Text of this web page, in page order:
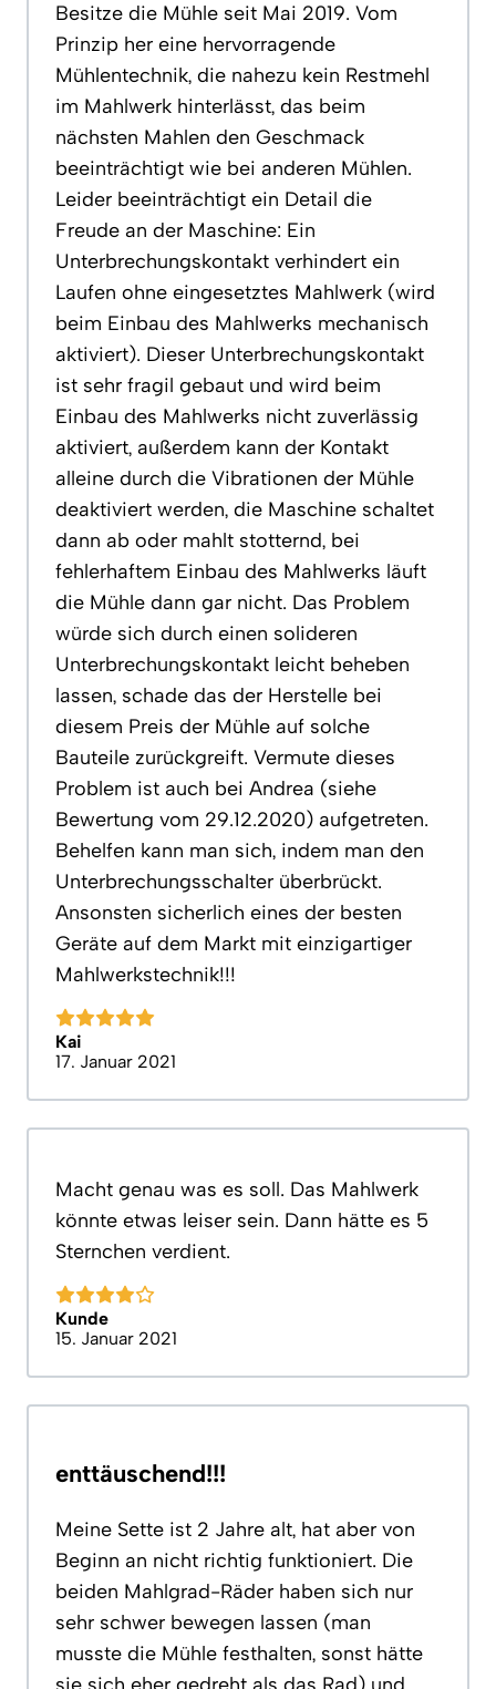
Besitze die Mühle seit Mai 2019. Vom
Prinzip her eine hervorragende
Mühlentechnik, die nahezu kein Restmehl
im Mahlwerk hinterlässt, das beim
nächsten Mahlen den Geschmack
beeinträchtigt wie bei anderen Mühlen.
Leider beeinträchtigt ein Detail die
Freude an der Maschine: Ein
Unterbrechungskontakt verhindert ein
Laufen ohne eingesetztes Mahlwerk (wird
beim Einbau des Mahlwerks mechanisch
aktiviert). Dieser Unterbrechungskontakt
ist sehr fragil gebaut und wird beim
Einbau des Mahlwerks nicht zuverlässig
aktiviert, außerdem kann der Kontakt
alleine durch die Vibrationen der Mühle
deaktiviert werden, die Maschine schaltet
dann ab oder mahlt stotternd, bei
fehlerhaftem Einbau des Mahlwerks läuft
die Mühle dann gar nicht. Das Problem
würde sich durch einen solideren
Unterbrechungskontakt leicht beheben
lassen, schade das der Herstelle bei
diesem Preis der Mühle auf solche
Bauteile zurückgreift. Vermute dieses
Problem ist auch bei Andrea (siehe
Bewertung vom 29.12.2020) aufgetreten.
Behelfen kann man sich, indem man den
Unterbrechungsschalter überbrückt.
Ansonsten sicherlich eines der besten
Geräte auf dem Markt mit einzigartiger
Mahlwerkstechnik!!!
Kai
17. Januar 2021
Macht genau was es soll. Das Mahlwerk
könnte etwas leiser sein. Dann hätte es 5
Sternchen verdient.
Kunde
15. Januar 2021
enttäuschend!!!
Meine Sette ist 2 Jahre alt, hat aber von
Beginn an nicht richtig funktioniert. Die
beiden Mahlgrad-Räder haben sich nur
sehr schwer bewegen lassen (man
musste die Mühle festhalten, sonst hätte